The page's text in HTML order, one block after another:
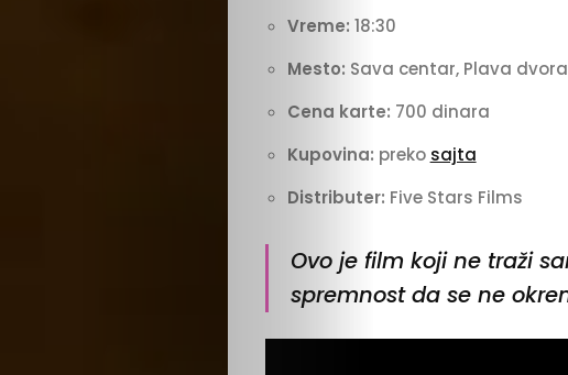
Vreme: 18:30
Mesto: Sava centar, Plava
Cena karte: 700 dinara
Kupovina: preko sajta
Distributer: Five Stars Films
Ovo je film koji ne traži
spremnost da se ne